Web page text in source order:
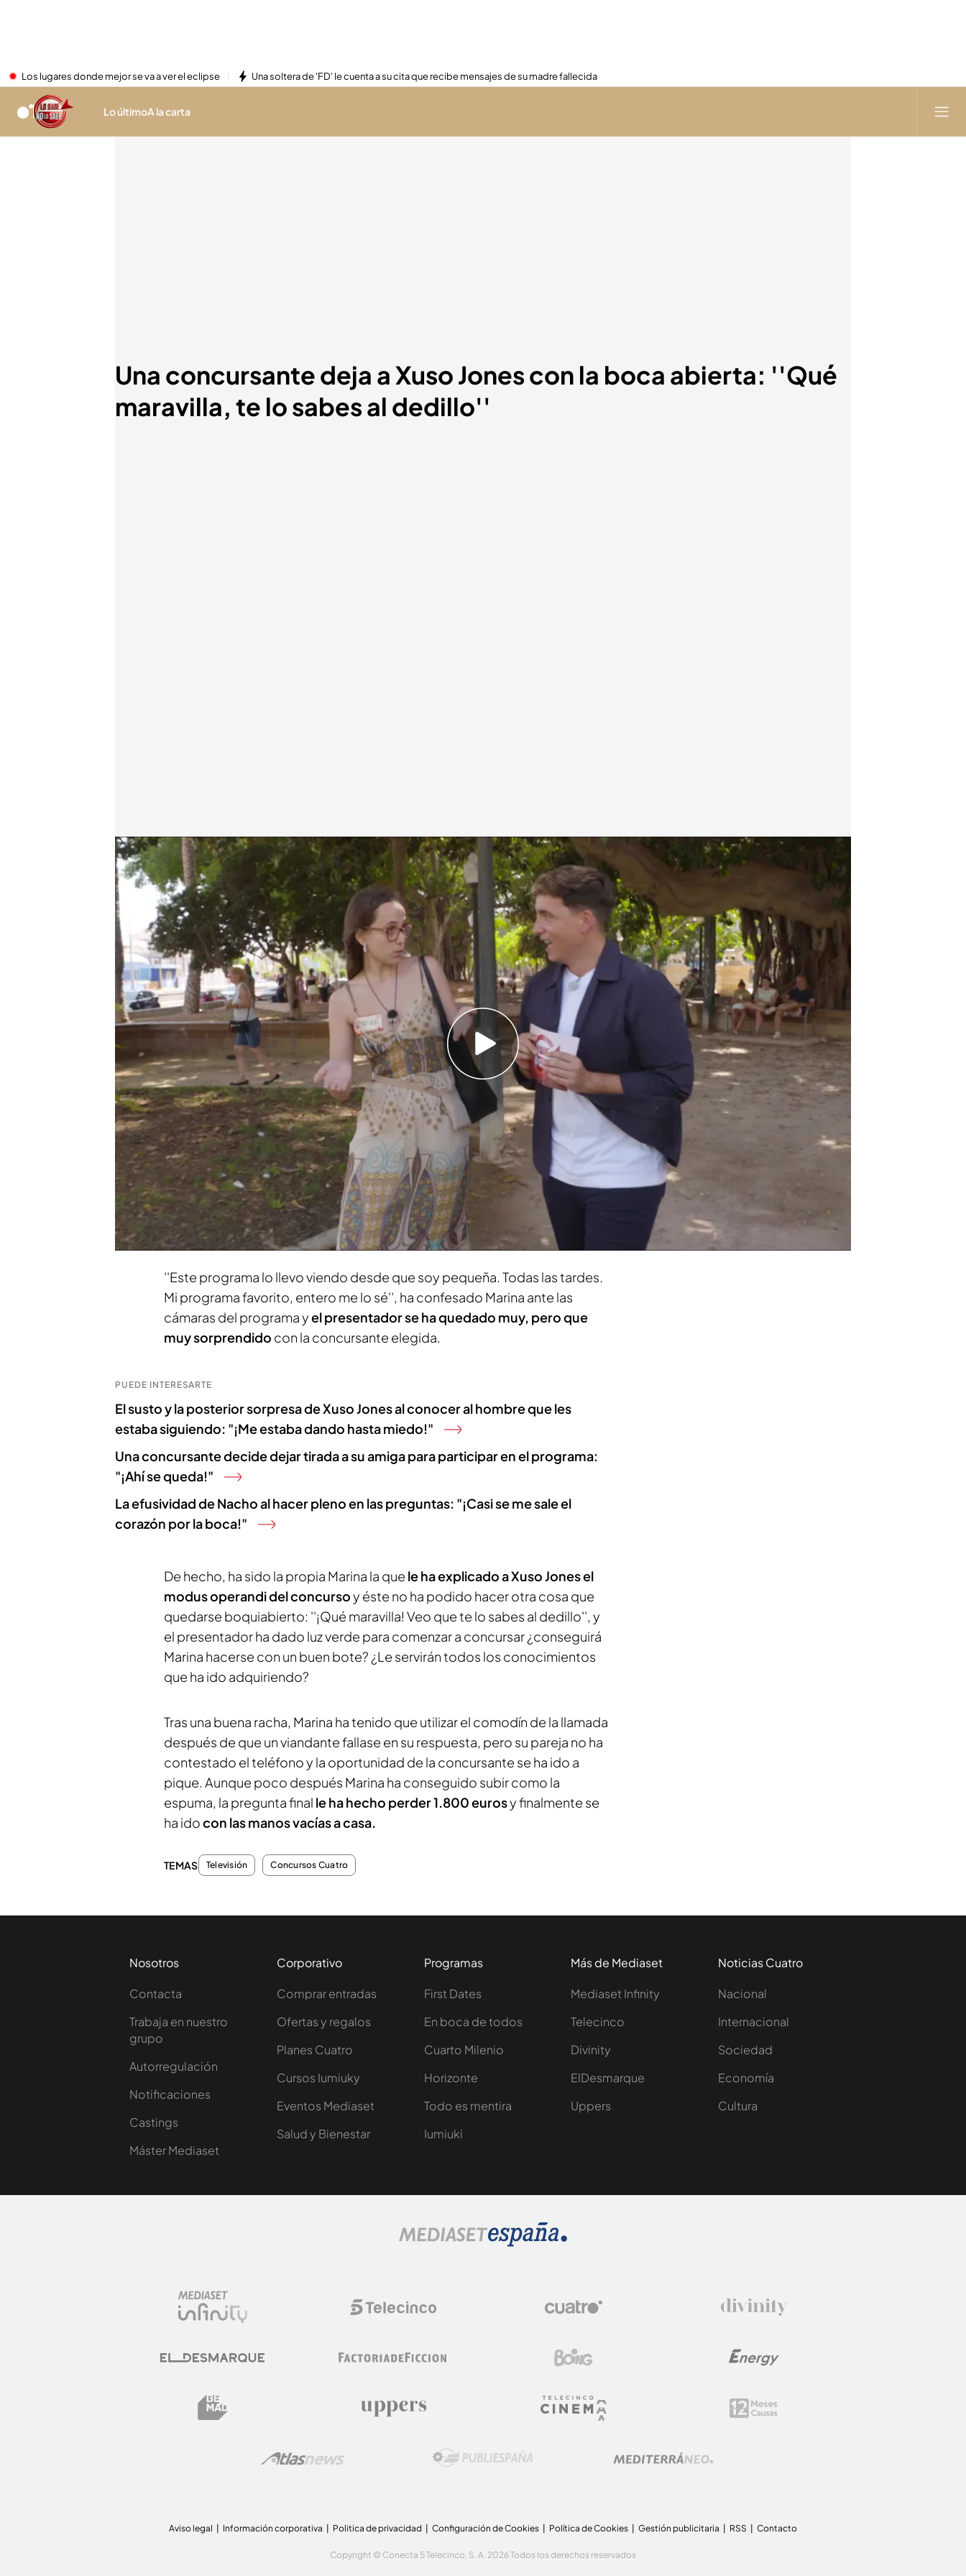
Los lugares donde mejor se va a ver el eclipse Una soltera de 'FD' le cuenta a su cita que recibe mensajes de su madre fallecida
Lo últimoA la carta
Una concursante deja a Xuso Jones con la boca abierta: ''Qué
maravilla, te lo sabes al dedillo''
Xuso Jones y Marina
Lo sabe, no lo sabe
02 OCT 2024 - 18:46h.
Xuso Jones concursa junto a Marina, una joven de 21 años
Marina es súper fan del concurso desde pequeña y sorprende al
presentador
Xuso Jones, atónito con un concursante de 'Lo sabe, no lo sabe':
''¡Qué miedo me ha dado!''
Compartir
Por las calles de Alicante se ha encontradoXuso Jones
a Marina, una joven
de 21 años que estaba disfrutando de un paseo y que nada más ver al
presentador se ha lanzado de lleno a concursar en 'Lo sabe, no lo sabe'.
Nuestra nueva concursante ha sorprendido a Xuso Jones al confesarle ser
una gran fan incondicional del concurso de Cuatro.
''Este programa lo llevo viendo desde que soy pequeña. Todas las tardes.
Mi programa favorito, entero me lo sé'', ha confesado Marina ante las
cámaras del programa yel presentador se ha quedado muy, pero que
muy sorprendido con la concursante elegida.
PUEDE INTERESARTE
El susto y la posterior sorpresa de Xuso Jones al conocer al hombre que les
estaba siguiendo: "¡Me estaba dando hasta miedo!"
Una concursante decide dejar tirada a su amiga para participar en el programa:
"¡Ahí se queda!"
La efusividad de Nacho al hacer pleno en las preguntas: "¡Casi se me sale el
corazón por la boca!"
De hecho, ha sido la propia Marina la que le ha explicado a Xuso Jones el
modus operandi del concursoy éste no ha podido hacer otra cosa que
quedarse boquiabierto: ''¡Qué maravilla! Veo que te lo sabes al dedillo'', y
el presentador ha dado luz verde para comenzar a concursar ¿conseguirá
Marina hacerse con un buen bote? ¿Le servirán todos los conocimientos
que ha ido adquiriendo?
Tras una buena racha, Marina ha tenido que utilizar el comodín de la llamada
después de que un viandante fallase en su respuesta, pero su pareja no ha
contestado el teléfono y la oportunidad de la concursante se ha ido a
pique. Aunque poco después Marina ha conseguido subir como la
espuma, la pregunta final le ha hecho perder 1.800 eurosy finalmente se
ha idocon las manos vacías a casa.
TEMAS Televisión Concursos Cuatro
Nosotros
Contacta
Trabaja en nuestro
grupo
Autorregulación
Notificaciones
Castings
Máster Mediaset
Corporativo
Comprar entradas
Ofertas y regalos
Planes Cuatro
Cursos Iumiuky
Eventos Mediaset
Salud y Bienestar
Programas
First Dates
En boca de todos
Cuarto Milenio
Horizonte
Todo es mentira
Iumiuki
Más de Mediaset
Mediaset Infinity
Telecinco
Divinity
ElDesmarque
Uppers
Noticias Cuatro
Nacional
Internacional
Sociedad
Economía
Cultura
Aviso legal Información corporativa Politica de privacidad Configuración de Cookies Política de Cookies Gestión publicitaria RSS Contacto
Copyright © Conecta 5 Telecinco, S. A. 2026 Todos los derechos reservados